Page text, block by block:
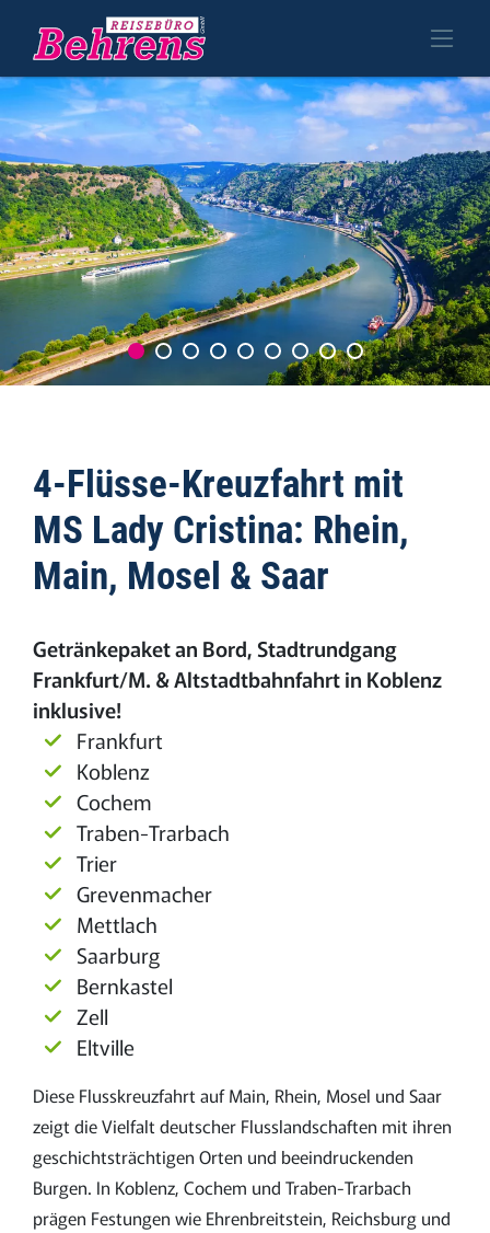
4-Flüsse-Kreuzfahrt mit
MS Lady Cristina: Rhein,
Main, Mosel & Saar
Getränkepaket an Bord, Stadtrundgang
Frankfurt/M. & Altstadtbahnfahrt in Koblenz
inklusive!
Frankfurt
Koblenz
Cochem
Traben-Trarbach
Trier
Grevenmacher
Mettlach
Saarburg
Bernkastel
Zell
Eltville
Diese Flusskreuzfahrt auf Main, Rhein, Mosel und Saar
zeigt die Vielfalt deutscher Flusslandschaften mit ihren
geschichtsträchtigen Orten und beeindruckenden
Burgen. In Koblenz, Cochem und Traben-Trarbach
prägen Festungen wie Ehrenbreitstein, Reichsburg und